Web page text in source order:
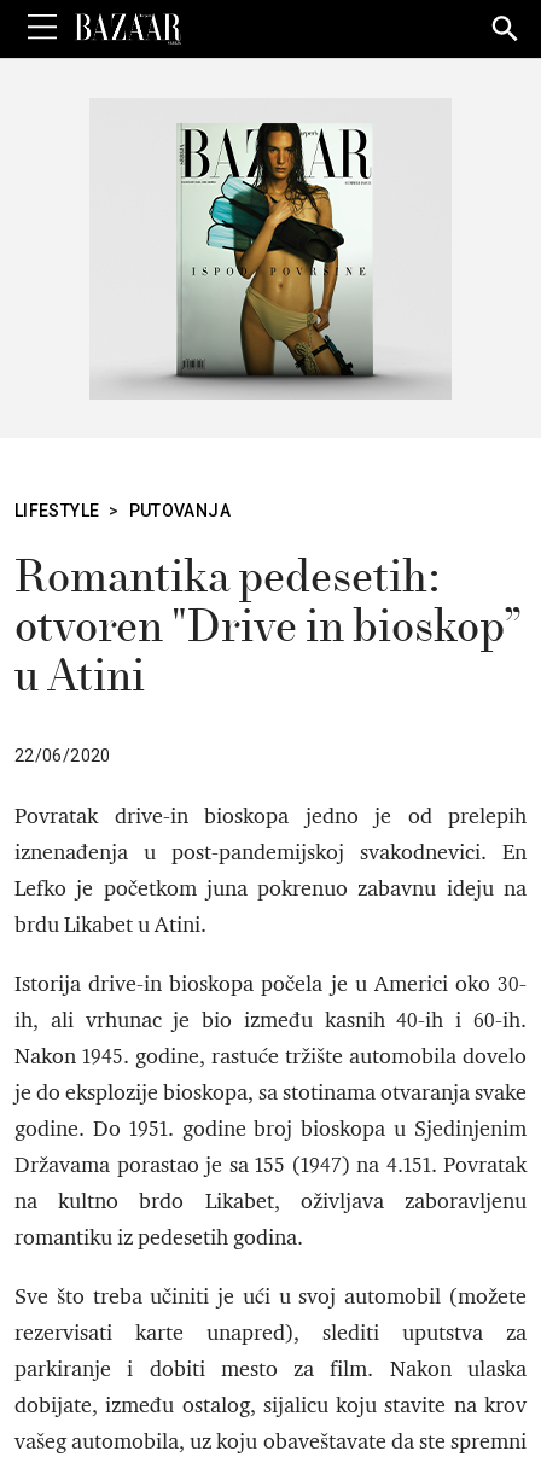
for:
LIFESTYLE > PUTOVANJA
Romantika pedesetih:
otvoren "Drive in bioskop”
u Atini
22/06/2020
Povratak drive-in bioskopa jedno je od prelepih
iznenađenja u post-pandemijskoj svakodnevici. En
Lefko je početkom juna pokrenuo zabavnu ideju na
brdu Likabet u Atini.
Istorija drive-in bioskopa počela je u Americi oko 30-
ih, ali vrhunac je bio između kasnih 40-ih i 60-ih.
Nakon 1945. godine, rastuće tržište automobila dovelo
je do eksplozije bioskopa, sa stotinama otvaranja svake
godine. Do 1951. godine broj bioskopa u Sjedinjenim
Državama porastao je sa 155 (1947) na 4.151. Povratak
na kultno brdo Likabet, oživljava zaboravljenu
romantiku iz pedesetih godina.
Sve što treba učiniti je ući u svoj automobil (možete
rezervisati karte unapred), slediti uputstva za
parkiranje i dobiti mesto za film. Nakon ulaska
dobijate, između ostalog, sijalicu koju stavite na krov
vašeg automobila, uz koju obaveštavate da ste spremni